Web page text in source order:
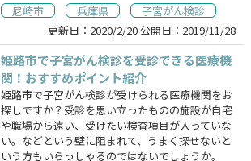
尼崎市
兵庫県
子宮がん検診
更新日： 2020/2/20 公開日： 2019/11/28
姫路市で子宮がん検診を受診できる医療機
関！おすすめポイント紹介
姫路市で子宮がん検診が受けられる医療機関をお
探しですか？受診を思い立ったものの施設が自宅
や職場から遠い、受けたい検査項目が入っていな
い。などという壁に阻まれて、うまく探せないと
いう方もいらっしゃるのではないでしょうか。